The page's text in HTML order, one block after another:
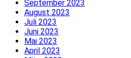
September 2023
August 2023
Juli 2023
Juni 2023
Mai 2023
April 2023